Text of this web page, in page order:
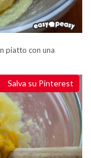
piatto con una
Salva su Pinterest